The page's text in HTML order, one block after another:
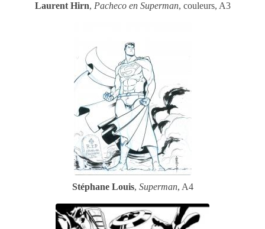
Laurent Hirn, Pacheco en Superman, couleurs, A3
Stéphane Louis, Superman, A4